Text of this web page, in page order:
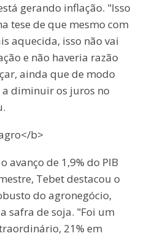
gerando inflação. "Isso
tese de que mesmo com
aquecida, isso não vai
e não haveria razão
ainda que de modo
diminuir os juros no
b>
avanço de 1,9% do PIB
Tebet destacou o
do agronegócio,
safra de soja. "Foi um
21% em